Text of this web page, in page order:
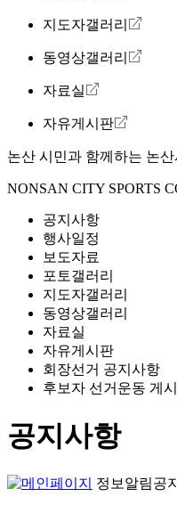
지도자갤러리
동영상갤러리
자료실
자유게시판
논산 시민과 함께하는 논산
NONSAN CITY SPORTS
공지사항
행사일정
보도자료
포토갤러리
지도자갤러리
동영상갤러리
자료실
자유게시판
회장선거 공지사항
후보자 선거운동 게
공지사항
정보알림공